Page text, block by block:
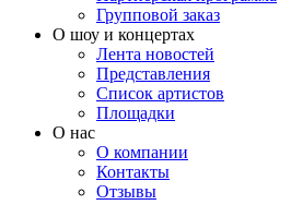
Групповой заказ
О шоу и концертах
Лента новостей
Представления
Список артистов
Площадки
О нас
О компании
Контакты
Отзывы